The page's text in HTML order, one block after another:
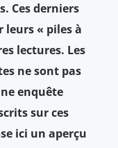
Ces derniers
« piles à
lectures. Les
ne sont pas
enquête
sur ces
ici un aperçu